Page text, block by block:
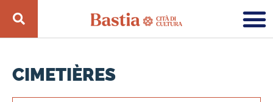
CIMETIÈRES